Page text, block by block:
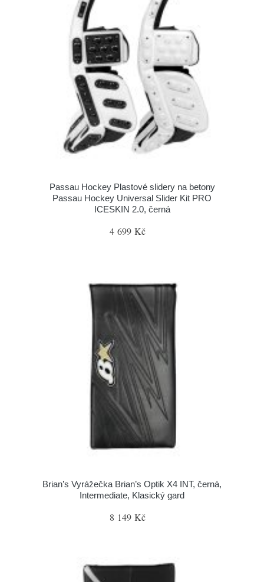
Passau Hockey Plastové slidery na betony
Passau Hockey Universal Slider Kit PRO
ICESKIN 2.0, černá
4 699 Kč
Brian’s Vyrážečka Brian’s Optik X4 INT, černá,
Intermediate, Klasický gard
8 149 Kč